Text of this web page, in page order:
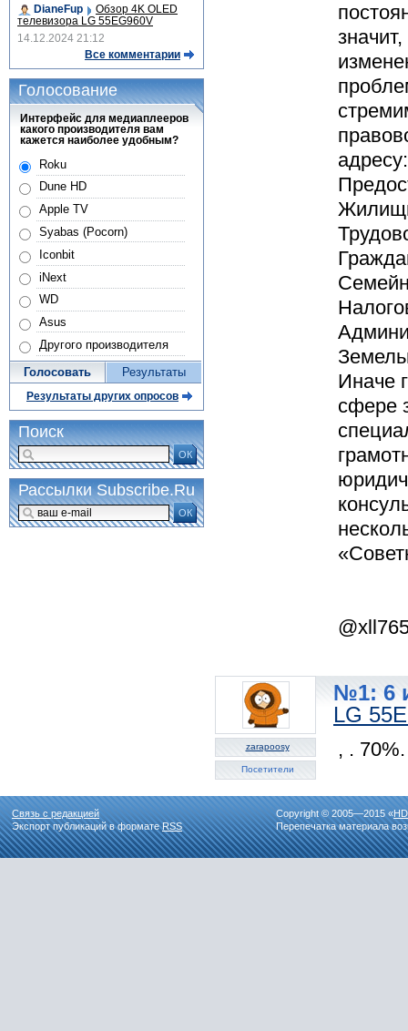
Иначе
сфере
zarapoosy
Посетители
№1: 6
LG
, .
DianeFup
Обзор 4K OLED
телевизора LG 55EG960V
14.12.2024 21:12
Все комментарии
Голосование
Интерфейс для медиаплееров
какого производителя вам
кажется наиболее удобным?
Roku
Dune HD
Apple TV
Syabas (Pocorn)
Iconbit
iNext
WD
Asus
Другого производителя
Голосовать Результаты
Результаты других опросов
Поиск
ОК
Рассылки Subscribe.Ru
ОК
Связь с редакцией
Экспорт публикаций в форматеRSS
Copyright © 2005—2015 «
Перепечатка материала